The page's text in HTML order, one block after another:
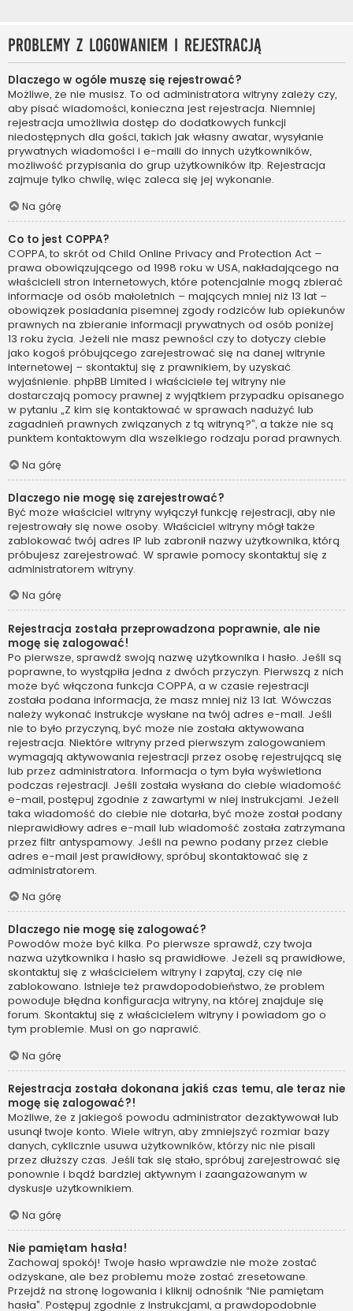
Problemy z logowaniem i rejestracją
Dlaczego w ogóle muszę się rejestrować?
Możliwe, że nie musisz. To od administratora witryny zależy czy,
aby pisać wiadomości, konieczna jest rejestracja. Niemniej
rejestracja umożliwia dostęp do dodatkowych funkcji
niedostępnych dla gości, takich jak własny awatar, wysyłanie
prywatnych wiadomości i e-maili do innych użytkowników,
możliwość przypisania do grup użytkowników itp. Rejestracja
zajmuje tylko chwilę, więc zaleca się jej wykonanie.
Na górę
Co to jest COPPA?
COPPA, to skrót od Child Online Privacy and Protection Act –
prawa obowiązującego od 1998 roku w USA, nakładającego na
właścicieli stron internetowych, które potencjalnie mogą zbierać
informacje od osób małoletnich – mających mniej niż 13 lat –
obowiązek posiadania pisemnej zgody rodziców lub opiekunów
prawnych na zbieranie informacji prywatnych od osób poniżej
13 roku życia. Jeżeli nie masz pewności czy to dotyczy ciebie
jako kogoś próbującego zarejestrować się na danej witrynie
internetowej – skontaktuj się z prawnikiem, by uzyskać
wyjaśnienie. phpBB Limited i właściciele tej witryny nie
dostarczają pomocy prawnej z wyjątkiem przypadku opisanego
w pytaniu „Z kim się kontaktować w sprawach nadużyć lub
zagadnień prawnych związanych z tą witryną?”, a także nie są
punktem kontaktowym dla wszelkiego rodzaju porad prawnych.
Na górę
Dlaczego nie mogę się zarejestrować?
Być może właściciel witryny wyłączył funkcję rejestracji, aby nie
rejestrowały się nowe osoby. Właściciel witryny mógł także
zablokować twój adres IP lub zabronił nazwy użytkownika, którą
próbujesz zarejestrować. W sprawie pomocy skontaktuj się z
administratorem witryny.
Na górę
Rejestracja została przeprowadzona poprawnie, ale nie
mogę się zalogować!
Po pierwsze, sprawdź swoją nazwę użytkownika i hasło. Jeśli są
poprawne, to wystąpiła jedna z dwóch przyczyn. Pierwszą z nich
może być włączona funkcja COPPA, a w czasie rejestracji
została podana informacja, że masz mniej niż 13 lat. Wówczas
należy wykonać instrukcje wysłane na twój adres e-mail. Jeśli
nie to było przyczyną, być może nie została aktywowana
rejestracja. Niektóre witryny przed pierwszym zalogowaniem
wymagają aktywowania rejestracji przez osobę rejestrującą się
lub przez administratora. Informacja o tym była wyświetlona
podczas rejestracji. Jeśli została wysłana do ciebie wiadomość
e-mail, postępuj zgodnie z zawartymi w niej instrukcjami. Jeżeli
taka wiadomość do ciebie nie dotarła, być może został podany
nieprawidłowy adres e-mail lub wiadomość została zatrzymana
przez filtr antyspamowy. Jeśli na pewno podany przez ciebie
adres e-mail jest prawidłowy, spróbuj skontaktować się z
administratorem.
Na górę
Dlaczego nie mogę się zalogować?
Powodów może być kilka. Po pierwsze sprawdź, czy twoja
nazwa użytkownika i hasło są prawidłowe. Jeżeli są prawidłowe,
skontaktuj się z właścicielem witryny i zapytaj, czy cię nie
zablokowano. Istnieje też prawdopodobieństwo, że problem
powoduje błędna konfiguracja witryny, na której znajduje się
forum. Skontaktuj się z właścicielem witryny i powiadom go o
tym problemie. Musi on go naprawić.
Na górę
Rejestracja została dokonana jakiś czas temu, ale teraz nie
mogę się zalogować?!
Możliwe, że z jakiegoś powodu administrator dezaktywował lub
usunął twoje konto. Wiele witryn, aby zmniejszyć rozmiar bazy
danych, cyklicznie usuwa użytkowników, którzy nic nie pisali
przez dłuższy czas. Jeśli tak się stało, spróbuj zarejestrować się
ponownie i bądź bardziej aktywnym i zaangażowanym w
dyskusje użytkownikiem.
Na górę
Nie pamiętam hasła!
Zachowaj spokój! Twoje hasło wprawdzie nie może zostać
odzyskane, ale bez problemu może zostać zresetowane.
Przejdź na stronę logowania i kliknij odnośnik “Nie pamiętam
hasła”. Postępuj zgodnie z instrukcjami, a prawdopodobnie